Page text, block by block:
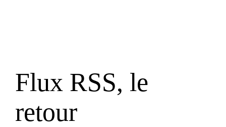
Flux RSS, le
retour